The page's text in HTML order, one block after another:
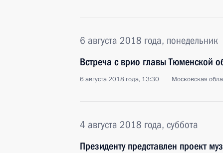
6 августа 2018 года, понедельник
Встреча с врио главы Тюменской
6 августа 2018 года, 13:30 Московская
4 августа 2018 года, суббота
Президенту представлен проект